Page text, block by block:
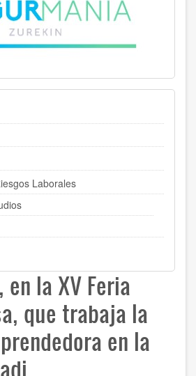
Laborales
la XV Feria
que trabaja la
en la